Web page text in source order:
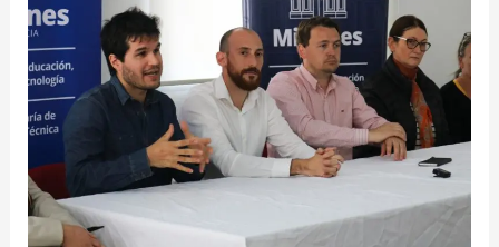
Concurso
de
Economía
Circular